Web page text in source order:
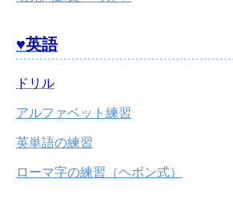
♥英語
ドリル
アルファベット練習
英単語の練習
ローマ字の練習（ヘボン式）